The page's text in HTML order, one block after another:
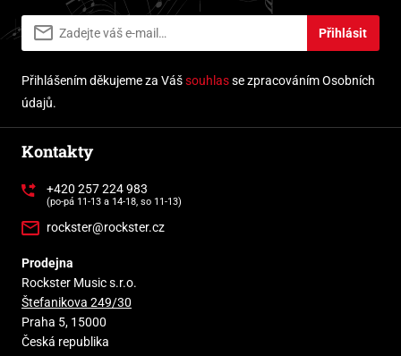
Přihlásit
Přihlášením děkujeme za Vášsouhlasse zpracováním Osobních
údajů.
Kontakty
+420 257 224 983
(po-pá 11-13 a 14-18, so 11-13)
rockster@rockster.cz
Prodejna
Rockster Music s.r.o.
Štefanikova 249/30
Praha 5, 15000
Česká republika